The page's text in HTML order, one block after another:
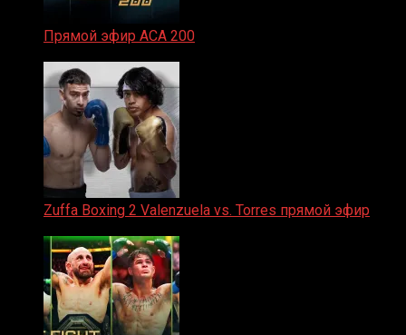
Прямой эфир ACA 200
Zuffa Boxing 2 Valenzuela vs. Torres прямой эфир